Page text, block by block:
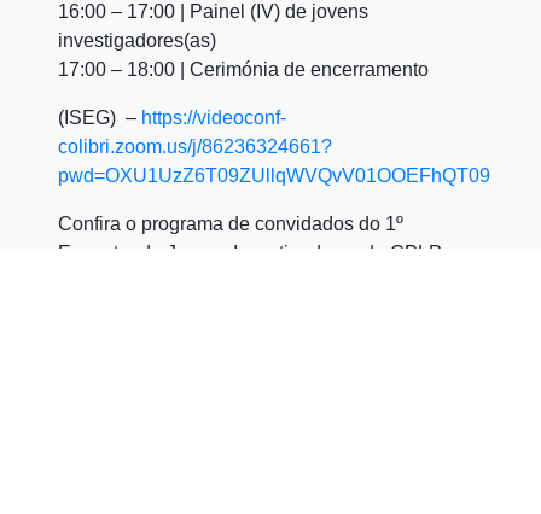
16:00 – 17:00 | Painel (IV) de jovens
investigadores(as)
17:00 – 18:00 | Cerimónia de encerramento
(ISEG) – https://videoconf-
colibri.zoom.us/j/86236324661?
pwd=OXU1UzZ6T09ZUllqWVQvV01OOEFhQT09
Confira o programa de convidados do 1º
Encontro de Jovens Investigadores da CPLP